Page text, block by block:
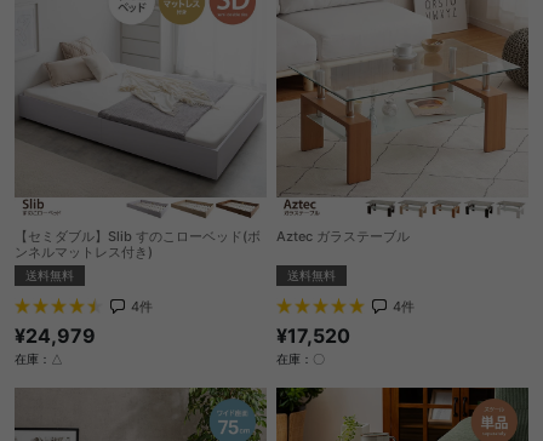
【セミダブル】Slib すのこローベッド(ボ
ンネルマットレス付き)
送料無料
4件
¥24,979
在庫：△
Aztec ガラステーブル
送料無料
4件
¥17,520
在庫：〇